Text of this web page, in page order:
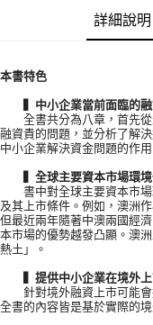
詳細說明
本書特色
▍中小企業當前面臨的
全書共分為八章，首先從
融資貴的問題，並分析了解
中小企業解決資金問題的作用
▍全球主要資本市場環境
書中對全球主要資本市場
及其上市條件。例如，澳洲
但最近兩年隨著中澳兩國經
本市場的優勢越發凸顯。澳
熱土」。
▍提供中小企業在境外上
針對境外融資上市可能會
全書的內容皆是基於實際的